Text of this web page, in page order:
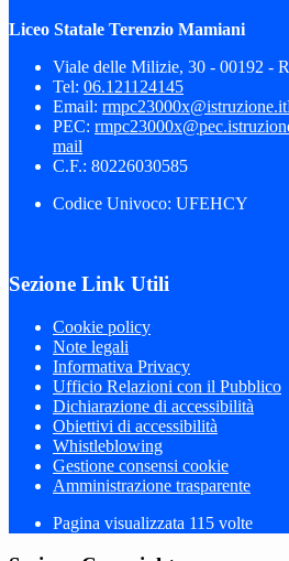
Liceo Statale Terenzio Mamiani
Viale delle Milizie, 30 - 00192 -
Tel: 06.121124145
Email: rmpc23000x@istruzione.it
PEC:
mail
C.F.: 80226030585
Codice Univoco: UFEHCY
Sezione Link Utili
Cookie policy
Note legali
Informativa Privacy
Ufficio Relazioni con il Pubblico
Dichiarazione di accessibilità
Obiettivi di accessibilità
Whistleblowing
Gestione consensi cookie
Amministrazione trasparente
Pagina visualizzata 115 volte